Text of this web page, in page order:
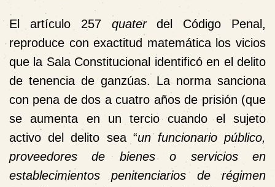
El artículo 257 quaterdel Código Penal,
reproduce con exactitud matemática los vicios
que la Sala Constitucional identificó en el delito
de tenencia de ganzúas. La norma sanciona
con pena de dos a cuatro años de prisión (que
se aumenta en un tercio cuando el sujeto
activo del delito sea “un funcionario público,
proveedores de bienes o servicios en
establecimientos penitenciarios de régimen